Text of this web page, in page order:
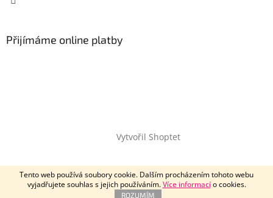
Tento web používá soubory cookie. Dalším procházením tohoto webu
vyjadřujete souhlas s jejich používáním.Více informacío cookies.
ROZUMÍM
Přijímáme online platby
Vytvořil Shoptet
Copyright 2026Wallvinil.cz. Všechna práva vyhrazena.